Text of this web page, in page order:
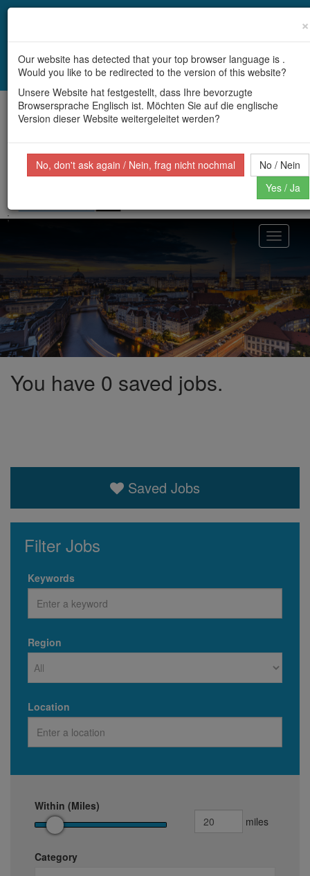
Ich stimme zu
Deutsch
Toggle
You have 0 saved jobs.
Saved Jobs
Filter Jobs
Keywords
Region
Location
Within (Miles)
miles
Category
×
Our website has detected that your top browser language is .
Would you like to be redirected to the version of this website?
Unsere Website hat festgestellt, dass Ihre bevorzugte
Browsersprache Englisch ist. Möchten Sie auf die englische
Version dieser Website weitergeleitet werden?
No, don't ask again / Nein, frag nicht nochmal
No / Nein
Yes / Ja
;